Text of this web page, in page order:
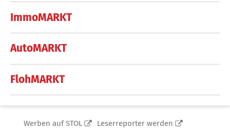
ImmoMARKT
AutoMARKT
FlohMARKT
Werben auf STOL
Leserreporter werden